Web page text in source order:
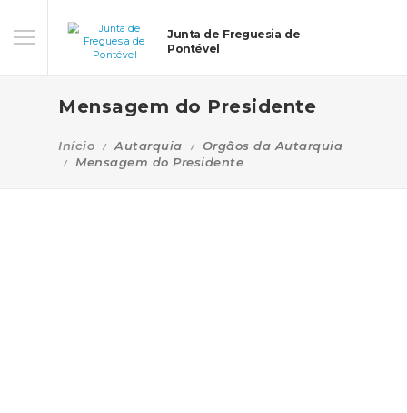
Junta de Freguesia de
Pontével
Mensagem do Presidente
Início Autarquia
Orgãos da Autarquia
Mensagem do Presidente